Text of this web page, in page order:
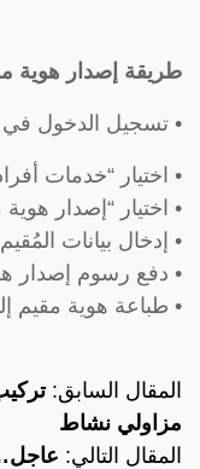
طريقة إصدار هوية
• تسجيل الدخول
• اختيار “خدمات
• اختيار “إصدار
• إدخال بيانات
• دفع رسوم إصدار
• طباعة هوية مقيم
المقال السابق:
مزاولي نشاط
المقال التالي: